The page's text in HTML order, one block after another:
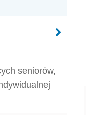
seniorów,